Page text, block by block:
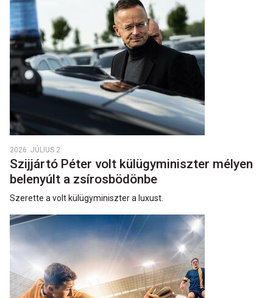
2026. JÚLIUS 2.
Szijjártó Péter volt külügyminiszter mélyen
belenyúlt a zsírosbödönbe
Szerette a volt külügyminiszter a luxust.